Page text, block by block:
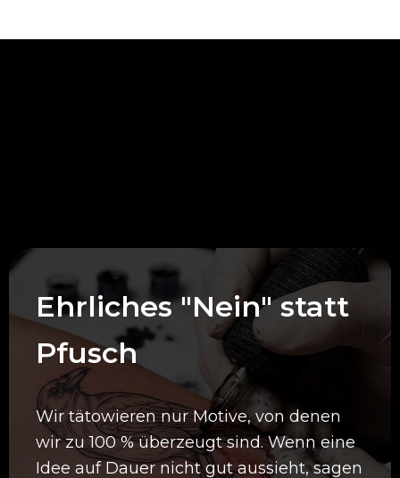
Ehrliches "Nein" statt
Pfusch
Wir tätowieren nur Motive, von denen
wir zu 100 % überzeugt sind. Wenn eine
Idee auf Dauer nicht gut aussieht, sagen